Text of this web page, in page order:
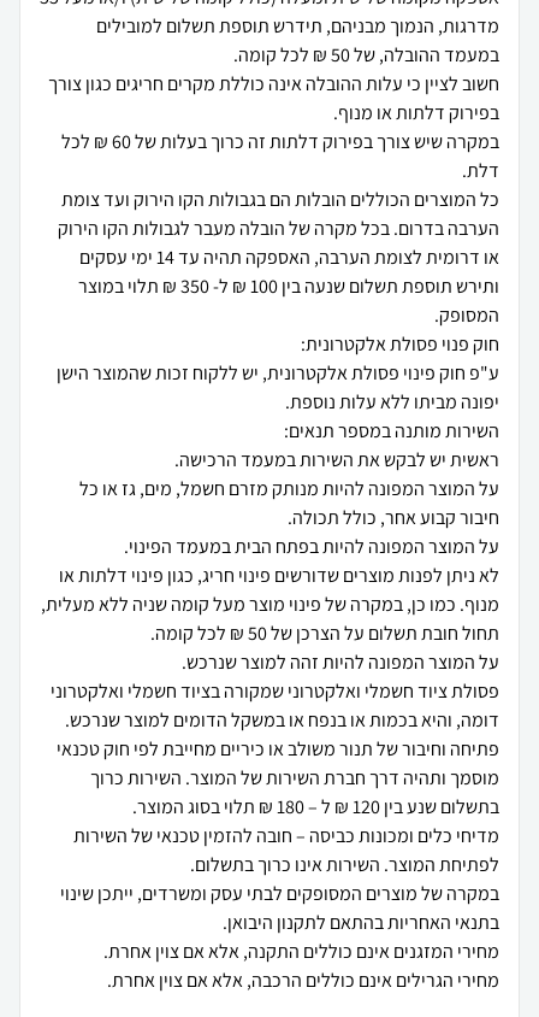
מדרגות, הנמוך מבניהם, תידרש תוספת תשלום למובילים
חשוב לציין כי עלות ההובלה אינה כוללת מקרים חריגים כגון צורך
במקרה שיש צורך בפירוק דלתות זה כרוך בעלות של 60 ₪ לכל
כל המוצרים הכוללים הובלות הם בגבולות הקו הירוק ועד צומת
הערבה בדרום. בכל מקרה של הובלה מעבר לגבולות הקו הירוק
או דרומית לצומת הערבה, האספקה תהיה עד 14 ימי עסקים
ותירש תוספת תשלום שנעה בין 100 ₪ ל- 350 ₪ תלוי במוצר
ע"פ חוק פינוי פסולת אלקטרונית, יש ללקוח זכות שהמוצר הישן
על המוצר המפונה להיות מנותק מזרם חשמל, מים, גז או כל
לא ניתן לפנות מוצרים שדורשים פינוי חריג, כגון פינוי דלתות או
מנוף. כמו כן, במקרה של פינוי מוצר מעל קומה שניה ללא מעלית,
פסולת ציוד חשמלי ואלקטרוני שמקורה בציוד חשמלי ואלקטרוני
פתיחה וחיבור של תנור משולב או כיריים מחייבת לפי חוק טכנאי
מוסמך ותהיה דרך חברת השירות של המוצר. השירות כרוך
מדיחי כלים ומכונות כביסה – חובה להזמין טכנאי של השירות
במקרה של מוצרים המסופקים לבתי עסק ומשרדים, ייתכן שינוי
מחירי הגרילים אינם כוללים הרכבה, אלא אם צוין אחרת.